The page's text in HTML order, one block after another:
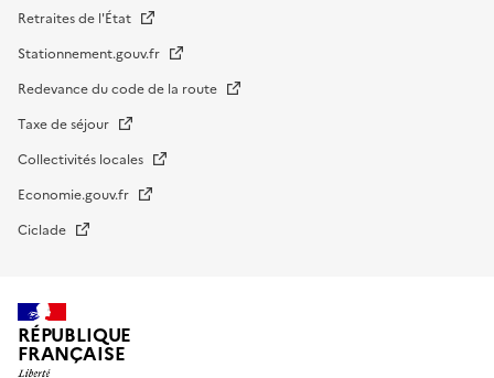
Retraites de l'État
Stationnement.gouv.fr
Redevance du code de la route
Taxe de séjour
Collectivités locales
Economie.gouv.fr
Ciclade
RÉPUBLIQUE
FRANÇAISE